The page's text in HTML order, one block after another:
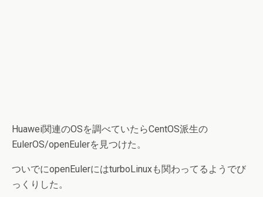
Huawei関連のOSを調べていたらCentOS派生の
EulerOS/openEulerを見つけた。
ついでにopenEulerにはturboLinuxも関わってるようでび
っくりした。